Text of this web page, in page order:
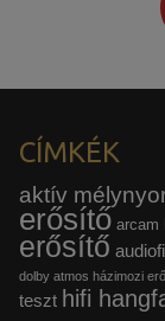
CÍMKÉK
aktív
erősítő arcam
erősítő
dolby atmos házimozi
teszt hifi